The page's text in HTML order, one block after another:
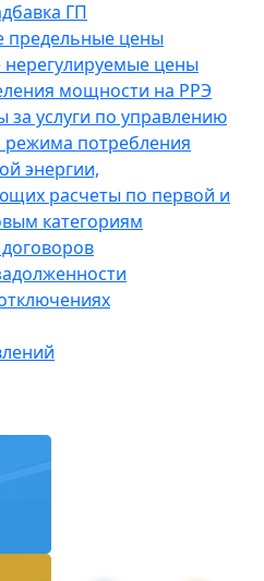
ГП
предельные цены
цены
мощности на РРЭ
за услуги по управлению
потребления
энергии,
расчеты по первой и
категориям